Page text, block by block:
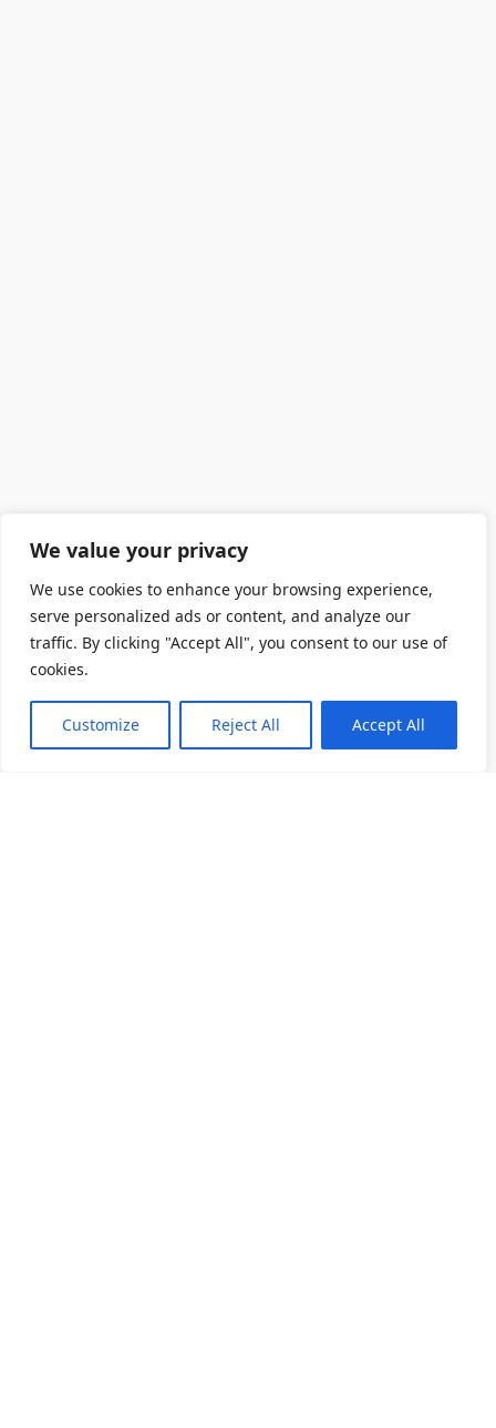
We value your privacy
We use cookies to enhance your browsing experience,
serve personalized ads or content, and analyze our
traffic. By clicking "Accept All", you consent to our use of
cookies.
Customize Reject All Accept All